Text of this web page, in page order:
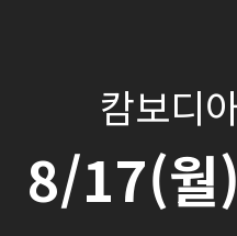
캄보디
8/17(